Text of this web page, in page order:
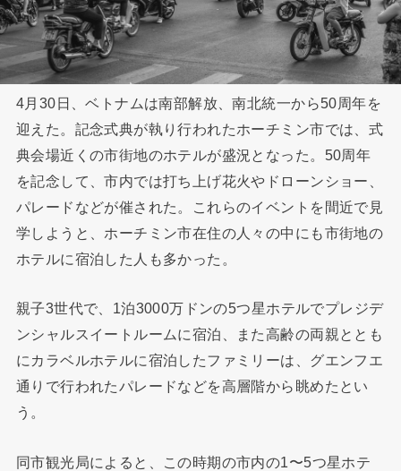
4月30日、ベトナムは南部解放、南北統一から50周年を
迎えた。記念式典が執り行われたホーチミン市では、式
典会場近くの市街地のホテルが盛況となった。50周年
を記念して、市内では打ち上げ花火やドローンショー、
パレードなどが催された。これらのイベントを間近で見
学しようと、ホーチミン市在住の人々の中にも市街地の
ホテルに宿泊した人も多かった。
親子3世代で、1泊3000万ドンの5つ星ホテルでプレジデ
ンシャルスイートルームに宿泊、また高齢の両親ととも
にカラベルホテルに宿泊したファミリーは、グエンフエ
通りで行われたパレードなどを高層階から眺めたとい
う。
同市観光局によると、この時期の市内の1〜5つ星ホテ